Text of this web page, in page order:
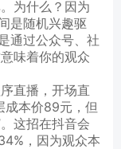
为什么？因为
是随机兴趣驱
通过公众号、社
味着你的观众
直播，开场直
成本价89元，但
这招在抖音会
，因为观众本